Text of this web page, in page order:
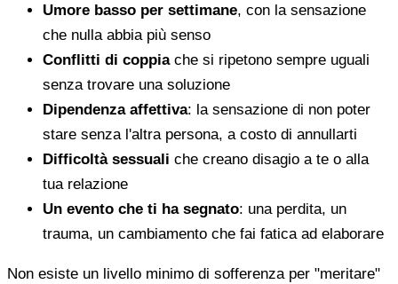
Umore basso per settimane, con la sensazione
che nulla abbia più senso
Conflitti di coppiache si ripetono sempre uguali
senza trovare una soluzione
Dipendenza affettiva: la sensazione di non poter
stare senza l'altra persona, a costo di annullarti
Difficoltà sessuali che creano disagio a te o alla
tua relazione
Un evento che ti ha segnato: una perdita, un
trauma, un cambiamento che fai fatica ad elaborare
Non esiste un livello minimo di sofferenza per "meritare"